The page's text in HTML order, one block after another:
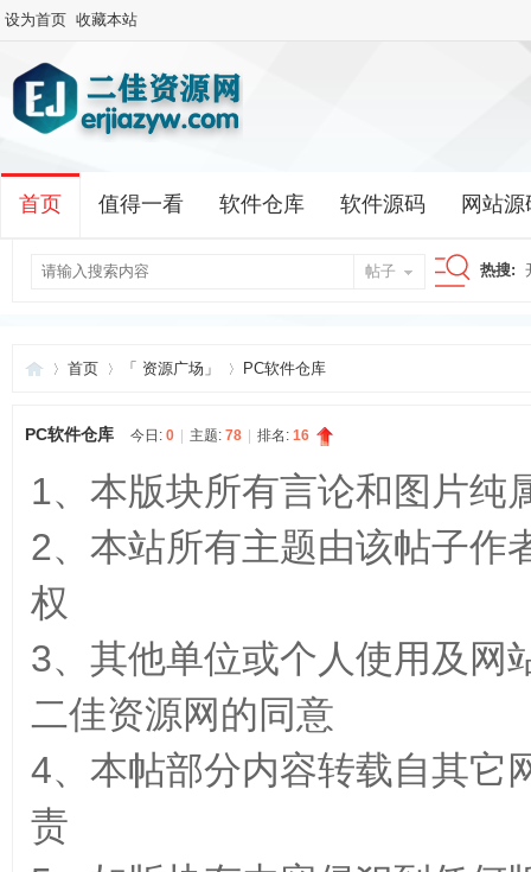
设为首页 收藏本站
首页 值得一看 软件仓库 软件源码 网站源
帖子 热搜:
佳
首页 「 资源广场」
›
PC软件仓库
PC软件仓库 今日: 0 主题: 78 排名: 16
1、本版块所有言论和图片纯
2、本站所有主题由该帖子作
权
3、其他单位或个人使用及网
二佳资源网的同意
4、本帖部分内容转载自其它
责